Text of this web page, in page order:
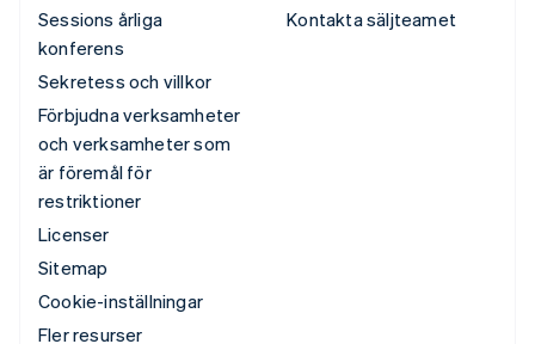
Sessions årliga
konferens
Sekretess och villkor
Förbjudna verksamheter
och verksamheter som
är föremål för
restriktioner
Licenser
Sitemap
Cookie-inställningar
Fler resurser
Kontakta säljteamet